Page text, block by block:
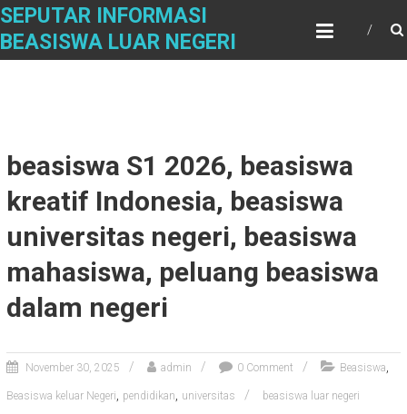
Skip
content
SEPUTAR INFORMASI
BEASISWA LUAR NEGERI
beasiswa S1 2026, beasiswa
kreatif Indonesia, beasiswa
universitas negeri, beasiswa
mahasiswa, peluang beasiswa
dalam negeri
November 30, 2025 admin 0 Comment Beasiswa,
Beasiswa keluar Negeri, pendidikan, universitas beasiswa luar negeri